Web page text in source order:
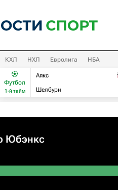
КХЛ НХЛ Евролига НБА
Футбол
1-й тайм
Аякс
Шелбурн
Юбэнкс